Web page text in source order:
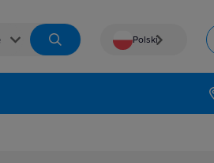
 Polski
Język